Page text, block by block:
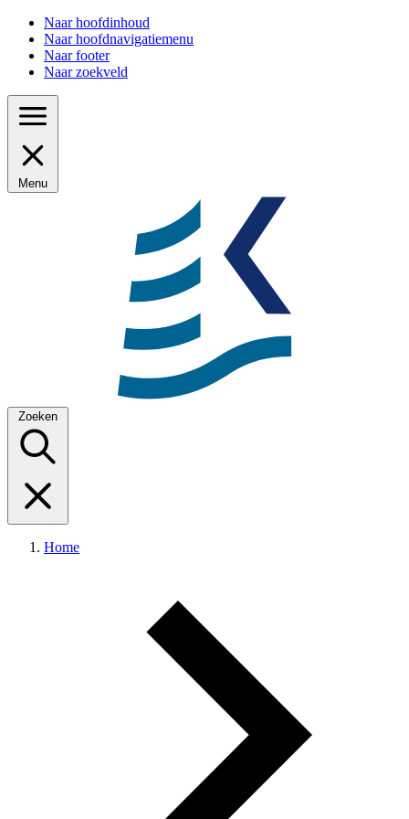
Naar hoofdinhoud
Naar hoofdnavigatiemenu
Naar footer
Naar zoekveld
Menu
Zoeken
Home